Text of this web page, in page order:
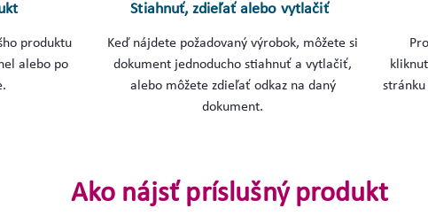
produktu
alebo po
Stiahnuť, zdieľať alebo vytlačiť
Keď nájdete požadovaný výrobok, môžete si
dokument jednoducho stiahnuť a vytlačiť,
alebo môžete zdieľať odkaz na daný
dokument.
stránku
Ako nájsť príslušný produkt